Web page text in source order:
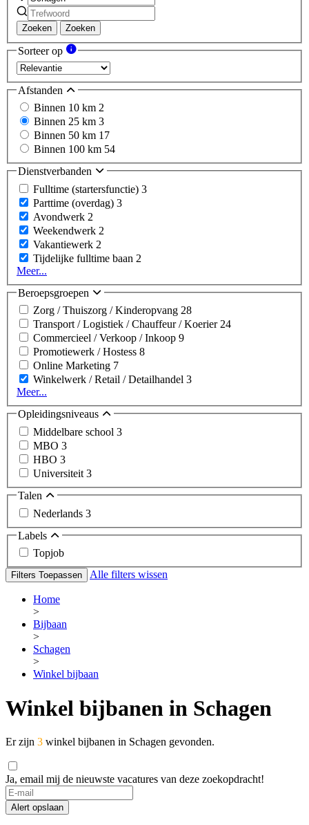
Zoeken Zoeken
Sorteer op
Afstanden
Binnen 10 km 2
Binnen 25 km 3
Binnen 50 km 17
Binnen 100 km 54
Dienstverbanden
Fulltime (startersfunctie) 3
Parttime (overdag) 3
Avondwerk 2
Weekendwerk 2
Vakantiewerk 2
Tijdelijke fulltime baan 2
Meer...
Beroepsgroepen
Zorg / Thuiszorg / Kinderopvang 28
Transport / Logistiek / Chauffeur / Koerier24
Commercieel / Verkoop / Inkoop 9
Promotiewerk / Hostess 8
Online Marketing 7
Winkelwerk / Retail / Detailhandel 3
Meer...
Opleidingsniveaus
Middelbare school 3
MBO 3
HBO 3
Universiteit 3
Talen
Nederlands 3
Labels
Topjob
Filters Toepassen Alle filters wissen
Home
>
Bijbaan
>
Schagen
>
Winkel bijbaan
Winkel bijbanen in Schagen
Er zijn 3 winkel bijbanen in Schagen gevonden.
Ja, email mij de nieuwste vacatures van deze zoekopdracht!
Alert opslaan